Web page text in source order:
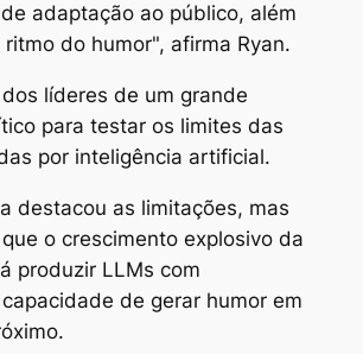
adaptação ao público, além
do humor", afirma Ryan.
líderes de um grande
para testar os limites das
por inteligência artificial.
destacou as limitações, mas
o crescimento explosivo da
produzir LLMs com
de gerar humor em